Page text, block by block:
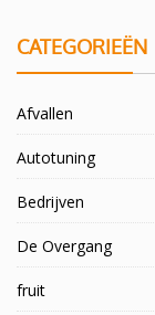
CATEGORIEËN
Afvallen
Autotuning
Bedrijven
De Overgang
fruit